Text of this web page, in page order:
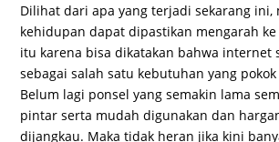
Dilihat dari apa yang terjadi sekarang ini,
kehidupan dapat dipastikan mengarah
itu karena bisa dikatakan bahwa internet
sebagai salah satu kebutuhan yang
Belum lagi ponsel yang semakin lama
pintar serta mudah digunakan dan
dijangkau. Maka tidak heran jika kini